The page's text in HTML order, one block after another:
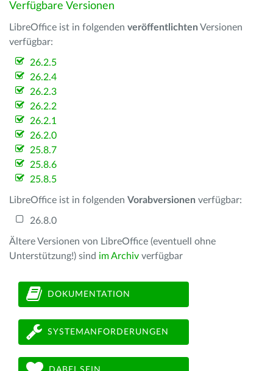
Verfügbare Versionen
LibreOffice ist in folgenden veröffentlichten Versionen
verfügbar:
26.2.5
26.2.4
26.2.3
26.2.2
26.2.1
26.2.0
25.8.7
25.8.6
25.8.5
LibreOffice ist in folgenden Vorabversionen verfügbar:
26.8.0
Ältere Versionen von LibreOffice (eventuell ohne
Unterstützung!) sind im Archiv verfügbar
DOKUMENTATION
SYSTEMANFORDERUNGEN